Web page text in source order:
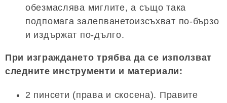
обезмаслява миглите, а също така
подпомага залепванетоизсъхват по-бързо
и издържат по-дълго.
При изграждането трябва да се използват
следните инструменти и материали:
2 пинсети (права и скосена). Правите